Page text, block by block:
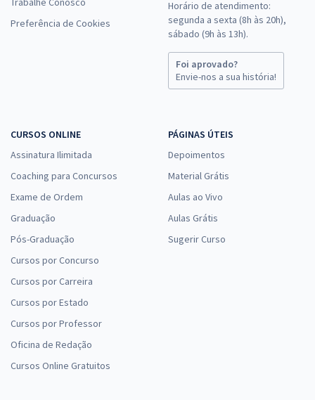
Preferência de Cookies
Horário de atendimento:
segunda a sexta (8h às 20h),
sábado (9h às 13h).
Foi aprovado?
Envie-nos a sua história!
CURSOS ONLINE
Assinatura Ilimitada
Coaching para Concursos
Exame de Ordem
Graduação
Pós-Graduação
Cursos por Concurso
Cursos por Carreira
Cursos por Estado
Cursos por Professor
Oficina de Redação
Cursos Online Gratuitos
PÁGINAS ÚTEIS
Depoimentos
Material Grátis
Aulas ao Vivo
Aulas Grátis
Sugerir Curso